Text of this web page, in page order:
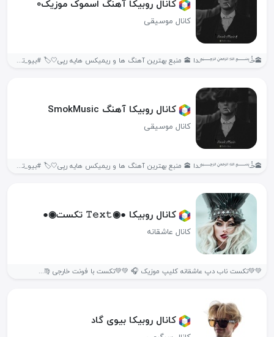
کانال روبیکا آهنگ اسموک موزیک0
کانال موسیقی
🕋خُـ﷽ـدا 🕋 منبع بهترین آهنگ ها و ریمیکس هایه رپی🤍🏷️ #بیو_تڪسـت_کلیپ_چالش_پروف_موزیک «هر...
کانال روبیکا آهنگ SmokMusic
کانال موسیقی
🕋خُـ﷽ـدا 🕋 منبع بهترین آهنگ ها و ریمیکس هایه رپی🤍🏷️ #بیو_تڪسـت_کلیپ_چالش_پروف_موزیک «هر...
کانال روبیکا ●◉𝚃𝚎𝚡𝚝 تکست◉●
کانال عاشقانه
💚💚تکست ناب دپ عاشقانه کلیپ موزیک 🎧 💚💚تکست با فونت خارجی ♍️...
کانال روبیکا بیوی گاد